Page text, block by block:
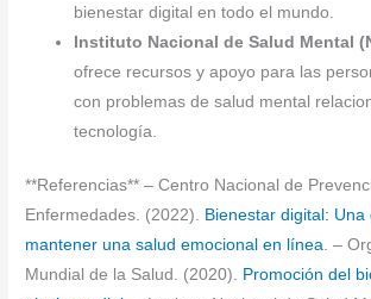
bienestar digital en todo el mundo.
Instituto Nacional de Salud Mental
ofrece recursos y apoyo para las
con problemas de salud mental
tecnología.
**Referencias** – Centro Nacional de
Enfermedades. (2022). Bienestar digital:
mantener una salud emocional en línea. –
Mundial de la Salud. (2020). Promoción del